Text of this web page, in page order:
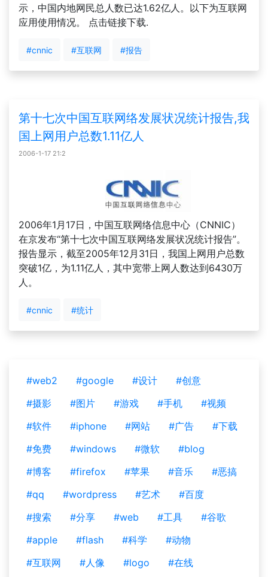
示，中国内地网民总人数已达1.62亿人。以下为互联网
应用使用情况。 点击链接下载.
#cnnic #互联网 #报告
第十七次中国互联网络发展状况统计报告,我
国上网用户总数1.11亿人
2006-1-17 21:2
2006年1月17日，中国互联网络信息中心（CNNIC）
在京发布“第十七次中国互联网络发展状况统计报告”。
报告显示，截至2005年12月31日，我国上网用户总数
突破1亿，为1.11亿人，其中宽带上网人数达到6430万
人。
#cnnic #统计
#web2 #google #设计
#创意
#摄影
#图片 #游戏 #手机
#视频
#软件
#iphone #网站 #广告
#下载
#免费
#windows #微软
#blog
#博客
#firefox #苹果 #音乐
#恶搞
#qq
#wordpress #艺术
#百度
#搜索
#分享 #web #工具
#谷歌
#apple
#flash #科学
#动物
#互联网
#人像 #logo
#在线